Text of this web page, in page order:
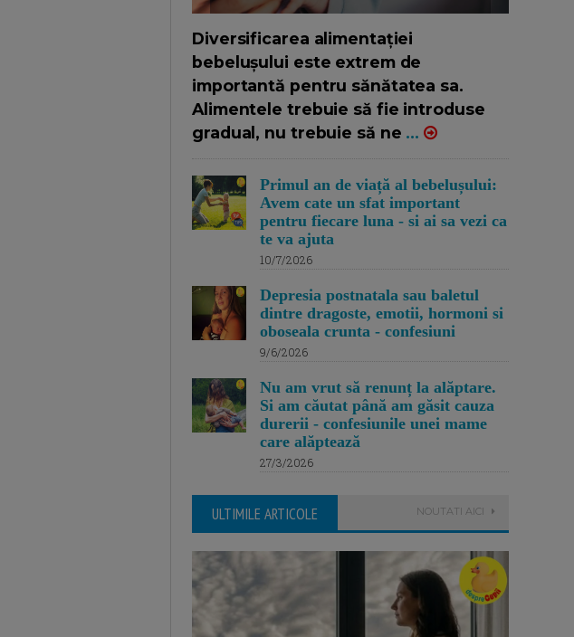
Diversificarea alimentației
bebelușului este extrem de
importantă pentru sănătatea sa.
Alimentele trebuie să fie introduse
gradual, nu trebuie să ne ...
Primul an de viață al bebelușului:
Avem cate un sfat important
pentru fiecare luna - si ai sa vezi ca
te va ajuta
10/7/2026
Depresia postnatala sau baletul
dintre dragoste, emotii, hormoni si
oboseala crunta - confesiuni
9/6/2026
Nu am vrut să renunț la alăptare.
Si am căutat până am găsit cauza
durerii - confesiunile unei mame
care alăptează
27/3/2026
ULTIMILE ARTICOLE NOUTATI AICI